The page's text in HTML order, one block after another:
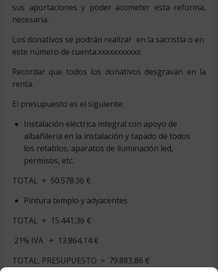
sus aportaciones y poder acometer esta reforma,
necesaria.
Los donativos se podrán realizar en la sacristía o en
este número de cuenta:xxxxxxxxxxx
Recordar que todos los donativos desgravan en la
renta.
El presupuesto es el siguiente:
Instalación eléctrica integral con apoyo de
albañilería en la instalación y tapado de todos
los retablos, aparatos de iluminación led,
permisos, etc.
TOTAL + 50.578.36 €
Pintura templo y adyacentes
TOTAL + 15.441,36 €
21% IVA + 13.864,14 €
TOTAL, PRESUPUESTO = 79.883,86 €